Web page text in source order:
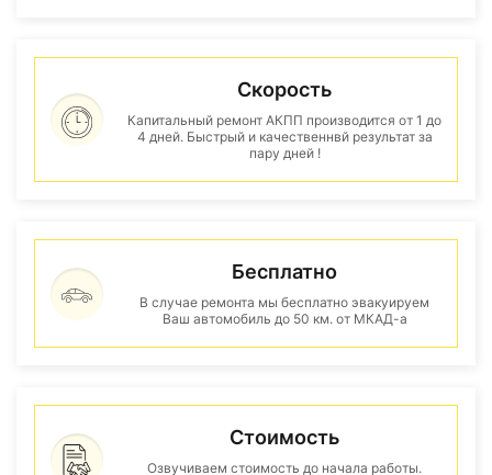
Скорость
Капитальный ремонт АКПП производится от 1 до
4 дней. Быстрый и качественнвй результат за
пару дней !
Бесплатно
В случае ремонта мы бесплатно эвакуируем
Ваш автомобиль до 50 км. от МКАД-а
Стоимость
Озвучиваем стоимость до начала работы.